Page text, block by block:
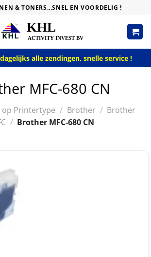
& TONERS...SNEL EN VOORDELIG !
alle zendingen, snelle service !
MFC-680 CN
op Printertype / Brother / Brother
/ Brother MFC-680 CN